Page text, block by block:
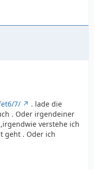
7/
. lade die
. Oder irgendeiner
verstehe ich
geht . Oder ich